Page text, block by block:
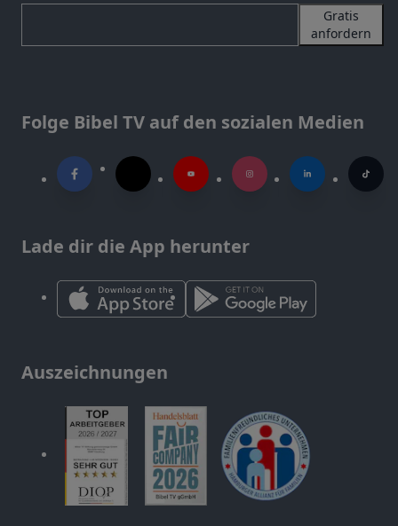
Gratis
anfordern
Folge Bibel TV auf den sozialen Medien
Lade dir die App herunter
Auszeichnungen